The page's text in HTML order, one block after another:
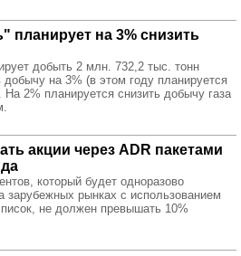
планирует на 3% снизить
добыть 2 млн. 732,2 тыс. тонн
на 3% (в этом году планируется
2% планируется снизить добычу газа
акции через ADR пакетами
который будет одноразово
зарубежных рынках с использованием
не должен превышать 10%